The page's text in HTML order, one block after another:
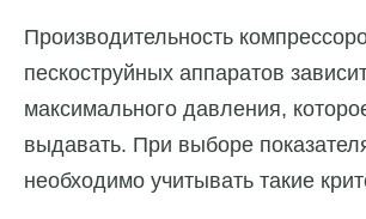
Производительность
пескоструйных аппаратов
максимального давления,
выдавать. При выборе
необходимо учитывать такие